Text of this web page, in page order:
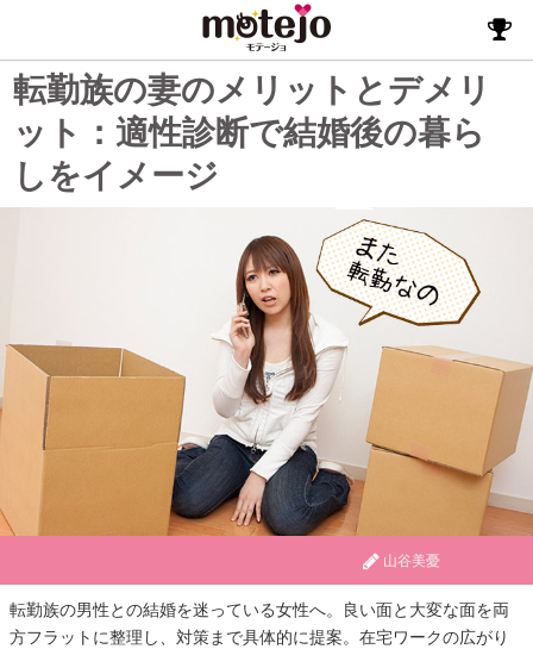
転勤族の妻のメリットとデメリ
ット：適性診断で結婚後の暮ら
しをイメージ
山谷美憂
転勤族の男性との結婚を迷っている女性へ。良い面と大変な面を両
方フラットに整理し、対策まで具体的に提案。在宅ワークの広がり